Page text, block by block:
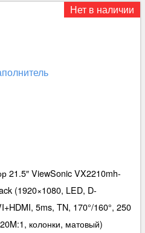
Нет в наличии
21.5″ ViewSonic VX2210mh-
(1920×1080, LED, D-
5ms, TN, 170°/160°, 250
колонки, матовый)